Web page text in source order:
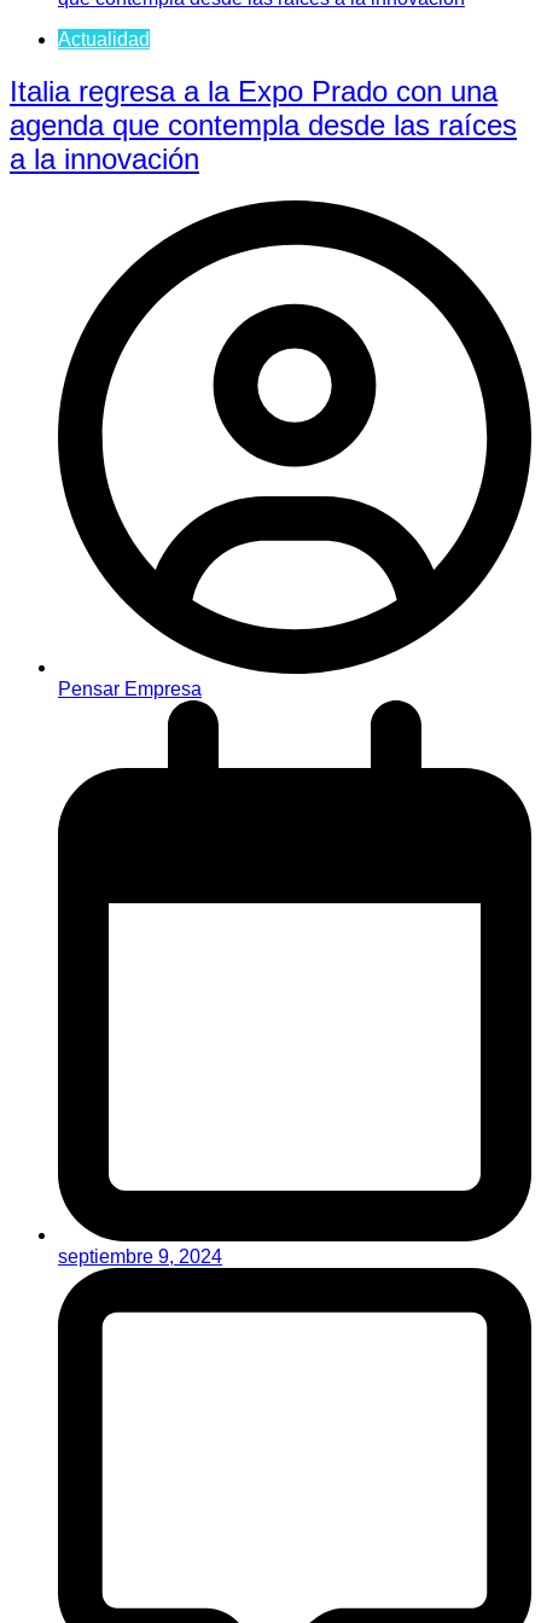
Actualidad
Italia regresa a la Expo Prado con una
agenda que contempla desde las raíces
a la innovación
Pensar Empresa
septiembre 9, 2024